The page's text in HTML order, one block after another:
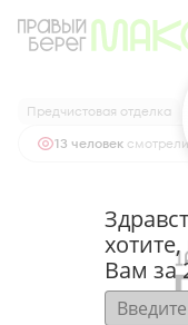
1-комнатная36.15
Ипотекаот 16 678 руб.
Предчистовая отделка
13 человек
Вам за